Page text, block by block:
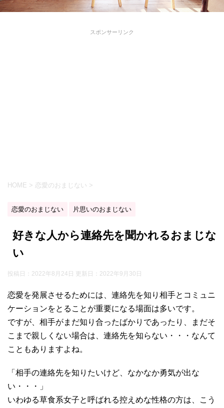
スポンサーリンク
HOME > 恋愛のおまじない >
恋愛のおまじない 片思いのおまじない
好きな人から連絡先を聞かれるおまじな
い
投稿日：2022年8月24日 更新日： 2022年9月30日
恋愛を発展させるためには、連絡先を知り相手とコミュニ
ケーションをとることが重要になる場面は多いです。
ですが、相手がまだ知り合ったばかりであったり、まだそ
こまで親しくない場合は、連絡先を知らない・・・なんて
こともありますよね。
「相手の連絡先を知りたいけど、なかなか勇気が出な
い・・・」
いわゆる草食系女子と呼ばれる控えめな性格の方は、こう